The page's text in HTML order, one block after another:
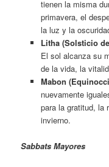
tienen la misma
primavera, el
la luz y la
Litha (Solsticio
El sol alcanza su
de la vida, la
Mabon
nuevamente
para la gratitud, la
invierno.
Sabbats Mayores